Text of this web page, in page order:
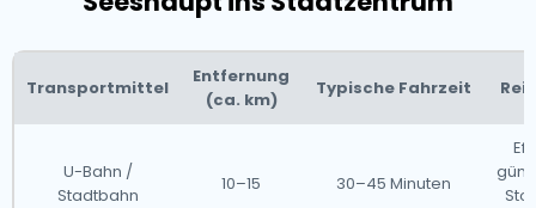
Transportmittel
Entfernung
(ca. km)
Typische Fahrzeit
U-Bahn /
Stadtbahn
10–15 30–45 Minuten